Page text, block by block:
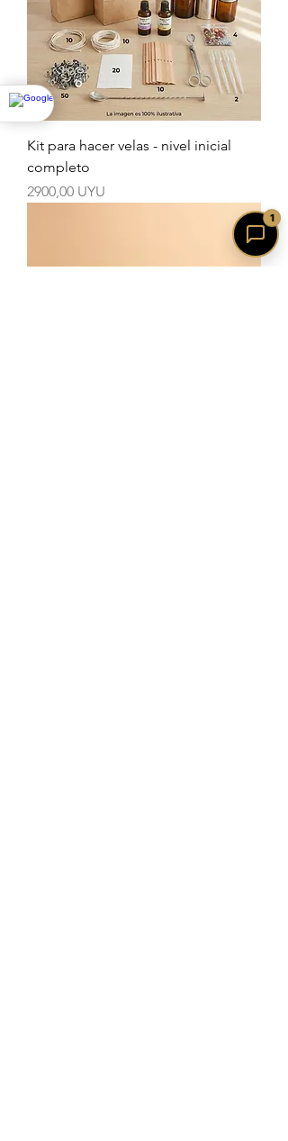
Kit para hacer velas - nivel inicial
completo
Precio
2900,00 UYU
1